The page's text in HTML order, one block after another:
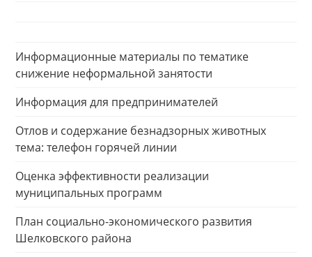
Информационные материалы по тематике
снижение неформальной занятости
Информация для предпринимателей
Отлов и содержание безнадзорных животных
тема: телефон горячей линии
Оценка эффективности реализации
муниципальных программ
План социально-экономического развития
Шелковского района